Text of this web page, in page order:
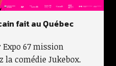
fait au Québec
67 mission
la comédie Jukebox.